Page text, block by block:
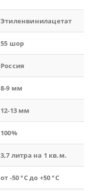
Этиленвинилацетат
55 шор
Россия
8-9 мм
12-13 мм
100%
3,7 литра на 1 кв.м.
от -50 °С до +50 °С